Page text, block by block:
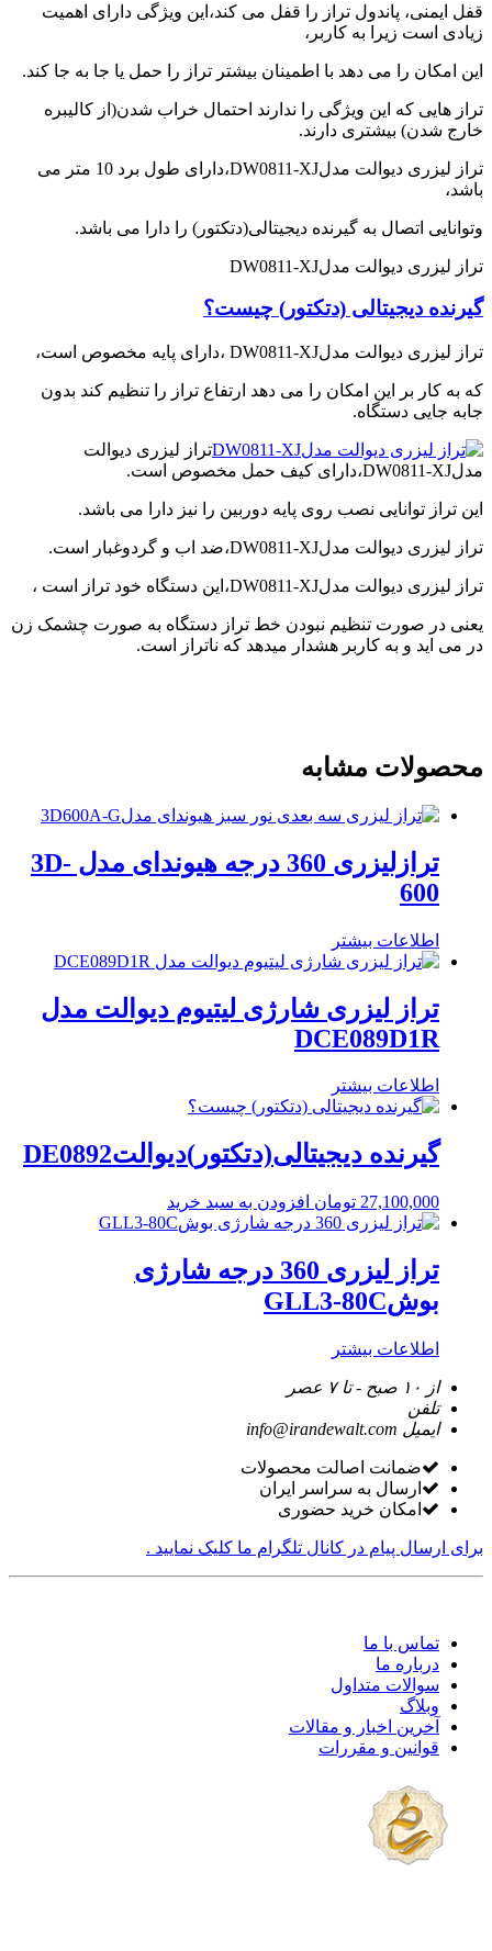
the
kitchen
قفل ایمنی، پاندول تراز را قفل می کند،این ویژگی دارای اهمیت
زیادی است زیرا به کاربر،
این امکان را می دهد با اطمینان بیشتر تراز را حمل یا جا به جا کند.
تراز هایی که این ویژگی را ندارند احتمال خراب شدن(از کالیبره
خارج شدن) بیشتری دارند.
تراز لیزری دیوالت مدلDW0811-XJ،دارای طول برد 10 متر می
باشد،
وتوانایی اتصال به گیرنده دیجیتالی(دتکتور) را دارا می باشد.
تراز لیزری دیوالت مدلDW0811-XJ
گیرنده دیجیتالی (دتکتور) چیست؟
تراز لیزری دیوالت مدلDW0811-XJ ،دارای پایه مخصوص است،
که به کار بر این امکان را می دهد ارتفاع تراز را تنظیم کند بدون
جابه جایی دستگاه.
تراز لیزری دیوالت
مدلDW0811-XJ،دارای کیف حمل مخصوص است.
این تراز توانایی نصب روی پایه دوربین را نیز دارا می باشد.
تراز لیزری دیوالت مدلDW0811-XJ،ضد اب و گردوغبار است.
تراز لیزری دیوالت مدلDW0811-XJ،این دستگاه خود تراز است ،
یعنی در صورت تنظیم نبودن خط تراز دستگاه به صورت چشمک زن
در می اید و به کاربر هشدار میدهد که ناتراز است.
محصولات مشابه
ترازلیزری 360 درجه هیوندای مدل 3D-
600
اطلاعات بیشتر
تراز لیزری شارژی لیتیوم دیوالت مدل
DCE089D1R
اطلاعات بیشتر
گیرنده دیجیتالی(دتکتور)دیوالتDE0892
27,100,000 تومان افزودن به سبد خرید
تراز لیزری 360 درجه شارژی
بوشGLL3-80C
اطلاعات بیشتر
از ۱۰ صبح - تا ۷ عصر
تلفن
ایمیل info@irandewalt.com
ضمانت اصالت محصولات
ارسال به سراسر ایران
امکان خرید حضوری
برای ارسال پیام در کانال تلگرام ما کلیک نمایید .
تماس با ما
درباره ما
سوالات متداول
وبلاگ
آخرین اخبار و مقالات
قوانین و مقررات